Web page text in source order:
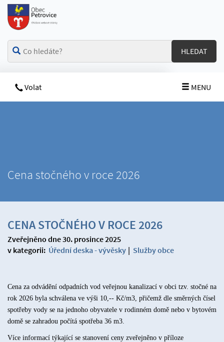
HLEDAT
MENU
Volat
Cena stočného v roce 2026
CENA STOČNÉHO V ROCE 2026
Zveřejněno dne 30. prosince 2025
v kategorii: Úřední deska - vývěsky | Služby obce
Cena za odvádění odpadních vod veřejnou kanalizací v obci tzv. stočné na
rok 2026 byla schválena ve výši 10,-- Kč/m3, přičemž dle směrných čísel
spotřeby vody se na jednoho obyvatele v rodinném domě nebo v bytovém
domě se zahradou počítá spotřeba 36 m3.
Více informací týkající se stanovení ceny zveřejněno v příloze